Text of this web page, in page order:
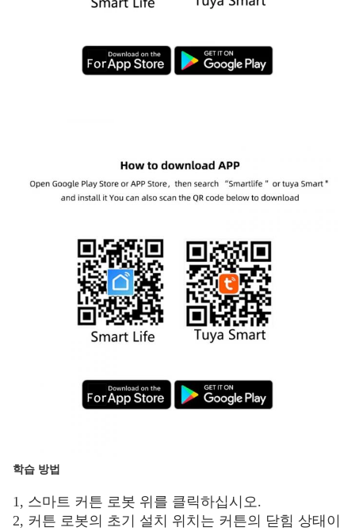
학습 방법
1, 스마트 커튼 로봇 위를 클릭하십시오.
2, 커튼 로봇의 초기 설치 위치는 커튼의 닫힘 상태이